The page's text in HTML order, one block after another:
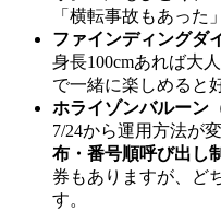
「横転事故もあった
ファインディングダ
身長100cmあれば大
で一緒に楽しめると
ホライゾンバルーン
7/24から運用方法が変
布・番号順呼び出し
券もありますが、ど
す。